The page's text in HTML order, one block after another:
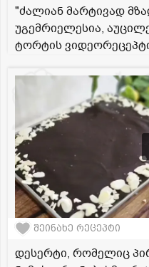
"ძალიან მარტივად
უგემრიელესია,
ტორტის
შეინახე რეცეპტი
დესერტი, რომელიც